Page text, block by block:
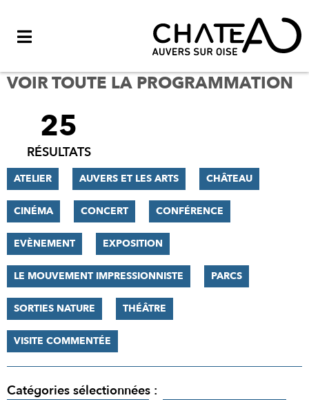
VOIR TOUTE LA PROGRAMMATION
FILTRER
RÉSULTATS
25
RÉSULTATS
ATELIER AUVERS ET LES ARTS CHÂTEAU
CINÉMA CONCERT CONFÉRENCE
EVÈNEMENT EXPOSITION
LE MOUVEMENT IMPRESSIONNISTE PARCS
SORTIES NATURE THÉÂTRE
VISITE COMMENTÉE
Catégories sélectionnées :